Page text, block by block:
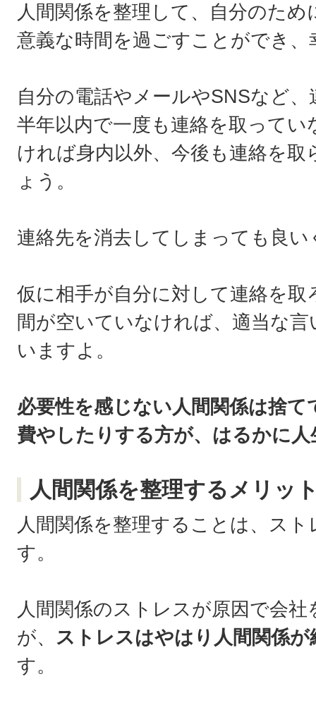
人間関係を整理して、自分のた
意義な時間を過ごすことができ
自分の電話やメールやSNSなど
半年以内で一度も連絡を取って
ければ身内以外、今後も連絡を
ょう。
連絡先を消去してしまっても良
仮に相手が自分に対して連絡を
間が空いていなければ、適当な
いますよ。
必要性を感じない人間関係は捨
費やしたりする方が、はるかに
人間関係を整理するメリッ
人間関係を整理することは、ス
す。
人間関係のストレスが原因で会
が、 ストレスはやはり人間関係
す。